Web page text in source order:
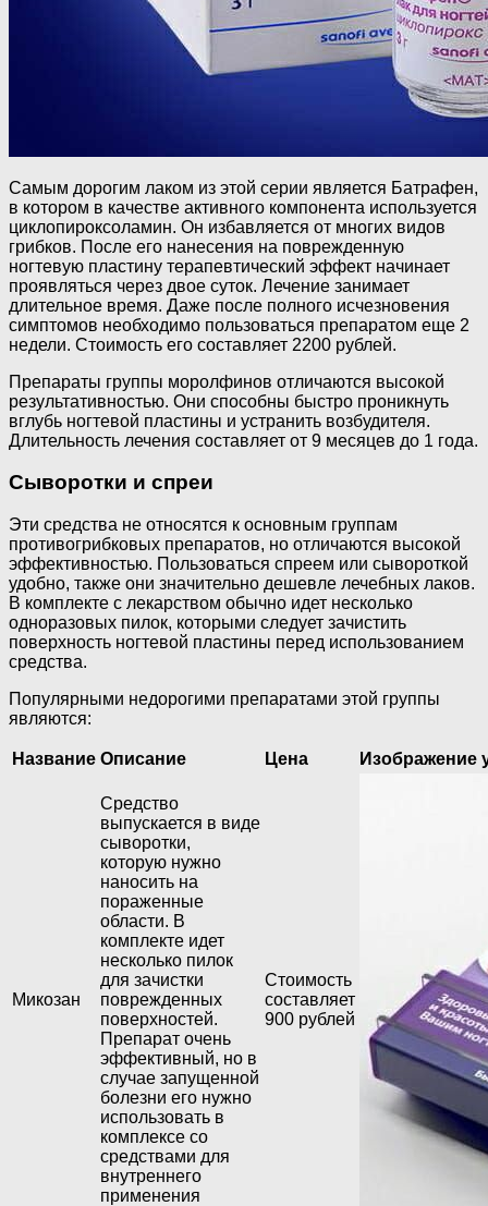
Самым дорогим лаком из этой серии является Батрафен,
в котором в качестве активного компонента используется
циклопироксоламин. Он избавляется от многих видов
грибков. После его нанесения на поврежденную
ногтевую пластину терапевтический эффект начинает
проявляться через двое суток. Лечение занимает
длительное время. Даже после полного исчезновения
симптомов необходимо пользоваться препаратом еще 2
недели. Стоимость его составляет 2200 рублей.
Препараты группы моролфинов отличаются высокой
результативностью. Они способны быстро проникнуть
вглубь ногтевой пластины и устранить возбудителя.
Длительность лечения составляет от 9 месяцев до 1 года.
Сыворотки и спреи
Эти средства не относятся к основным группам
противогрибковых препаратов, но отличаются высокой
эффективностью. Пользоваться спреем или сывороткой
удобно, также они значительно дешевле лечебных лаков.
В комплекте с лекарством обычно идет несколько
одноразовых пилок, которыми следует зачистить
поверхность ногтевой пластины перед использованием
средства.
Популярными недорогими препаратами этой группы
являются:
Название Описание Цена Изображение
Микозан
Средство
выпускается в виде
сыворотки,
которую нужно
наносить на
пораженные
области. В
комплекте идет
несколько пилок
для зачистки
поврежденных
поверхностей.
Препарат очень
эффективный, но в
случае запущенной
болезни его нужно
использовать в
комплексе со
средствами для
внутреннего
применения
Стоимость
составляет
900 рублей